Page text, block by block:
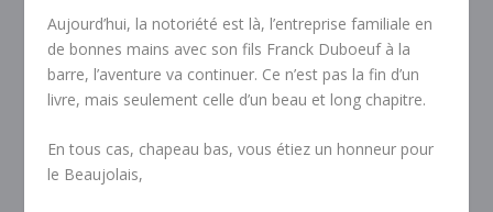
Aujourd’hui, la notoriété est là, l’entreprise familiale en
de bonnes mains avec son fils Franck Duboeuf à la
barre, l’aventure va continuer. Ce n’est pas la fin d’un
livre, mais seulement celle d’un beau et long chapitre.
En tous cas, chapeau bas, vous étiez un honneur pour
le Beaujolais,